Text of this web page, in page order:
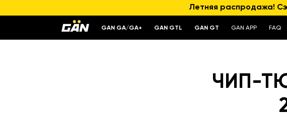
Летняя распродажа!
GAN GA/GA+ GAN GTL GAN GT GAN APP FAQ
ЧИП-